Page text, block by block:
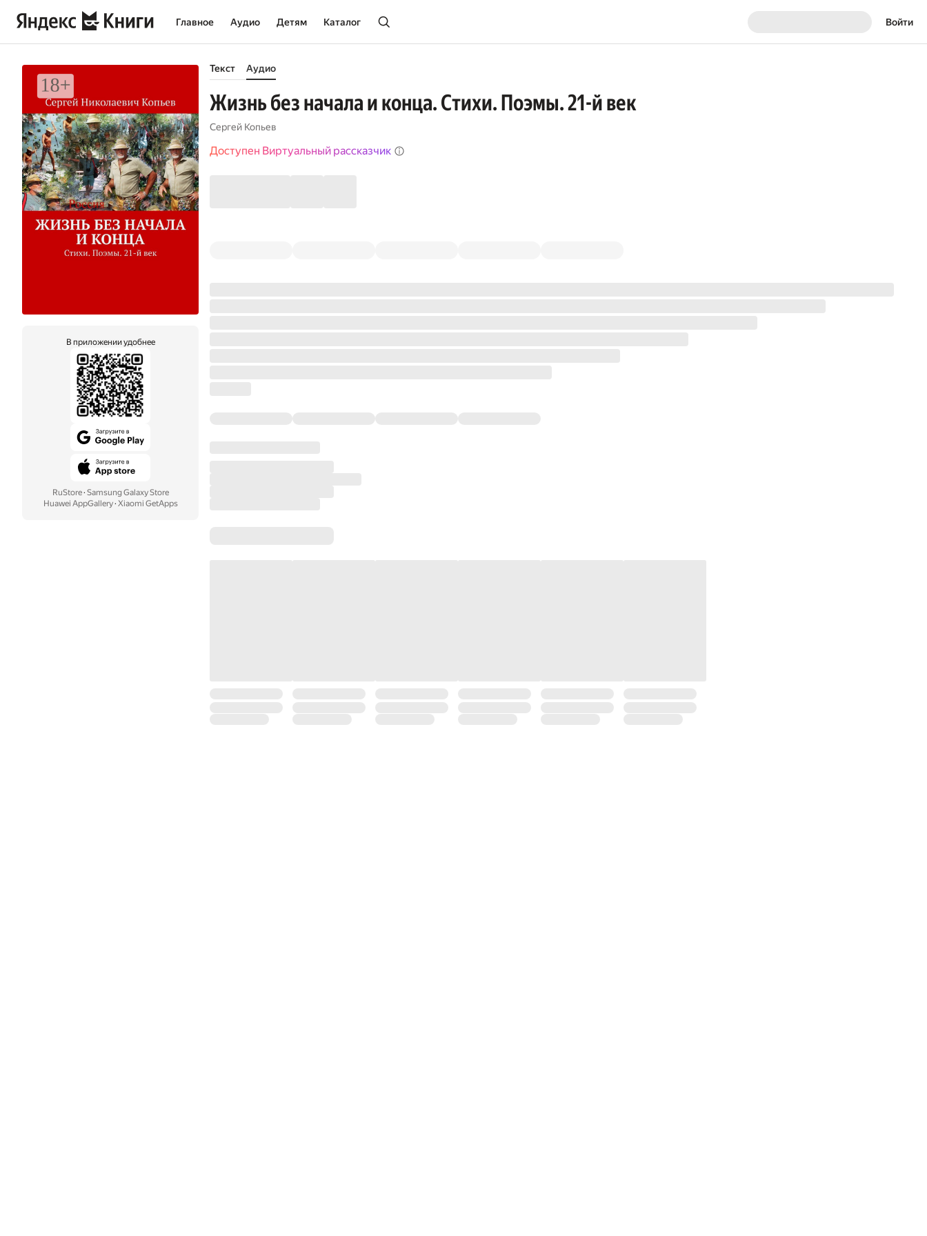
Главное Аудио Детям Каталог Войти
В приложении удобнее
RuStore· Samsung Galaxy Store
Huawei AppGallery· Xiaomi GetApps
Текст Аудио
Жизнь без начала и конца. Стихи. Поэмы. 21-й век
Сергей Копьев
Доступен Виртуальный рассказчик